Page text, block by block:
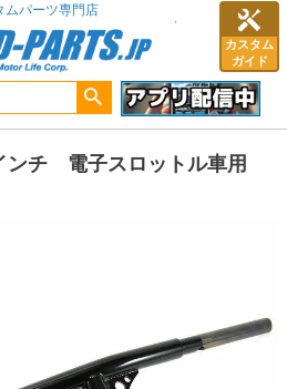
カスタム
ガイド
ムパーツ専門店
ンチ 電子スロットル車用